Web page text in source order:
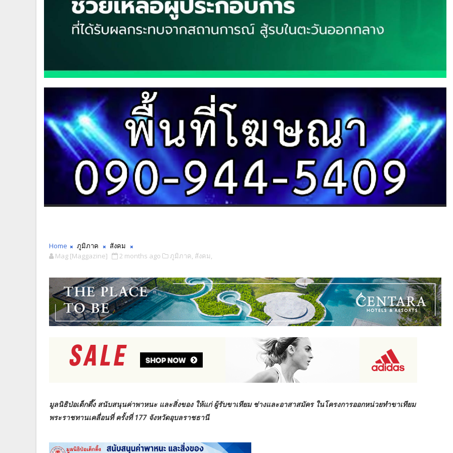
Home ภูมิภาค
สังคม
Mag [Maggazine]
2 months ago ภูมิภาค, สังคม,
มูลนิธิป่อเต็กตึ๊ง สนับสนุนค่าพาหนะ และสิ่งของ ให้แก่ ผู้รับขาเทียม ช่างและอาสาสมัคร ในโครงการออกหน่วยทำขาเทียม
พระราชทานเคลื่อนที่ ครั้งที่ 177 จังหวัดอุบลราชธานี